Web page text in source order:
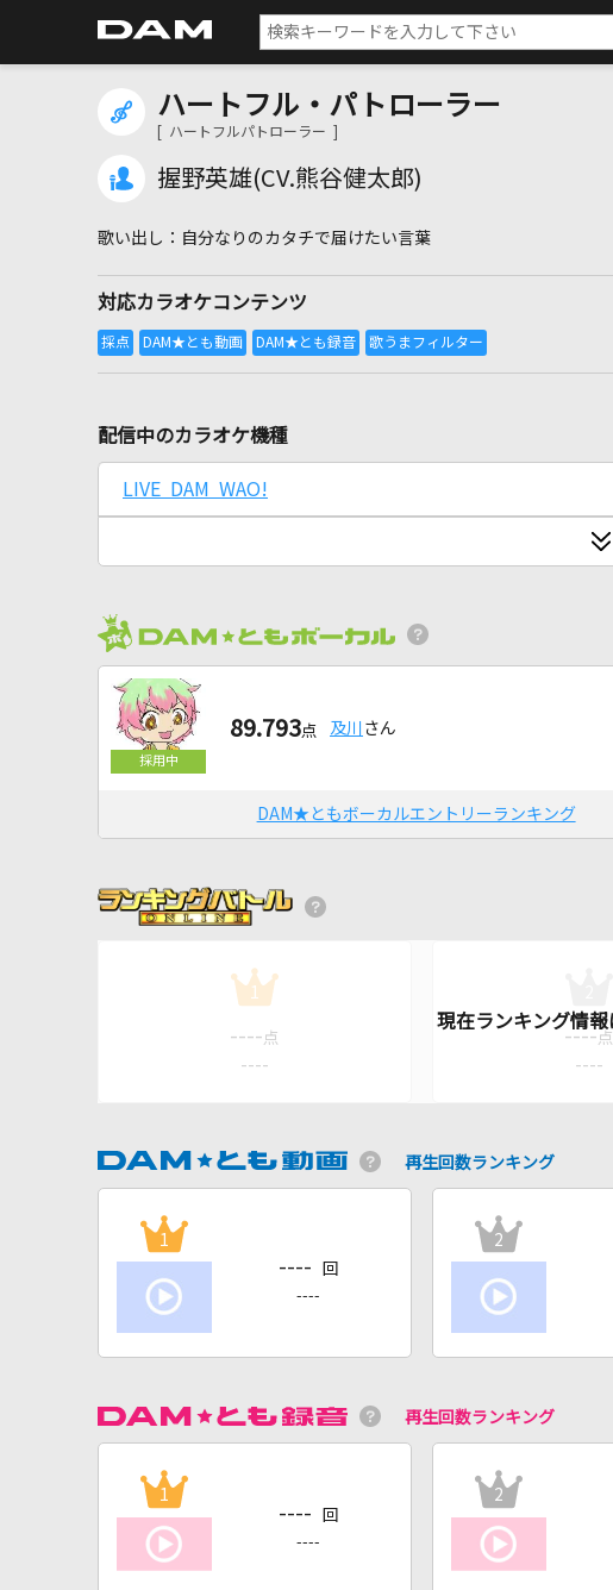
ハートフル・パトローラー
[ ハートフルパトローラー ]
握野英雄(CV.熊谷健太郎)
自分なりのカタチで届けたい言葉
対応カラオケコンテンツ
配信中のカラオケ機種
LIVE DAM WAO!
89.793点 及川 さん
DAM★ともボーカルエントリーランキング
1
---- 点
----
---- 点
----
再生回数ランキング
1
---- 回
----
2
再生回数ランキング
1
---- 回
----
2